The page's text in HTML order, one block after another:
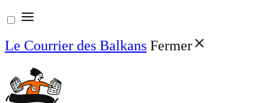
Aller
au
contenu
Le Courrier des Balkans Fermer